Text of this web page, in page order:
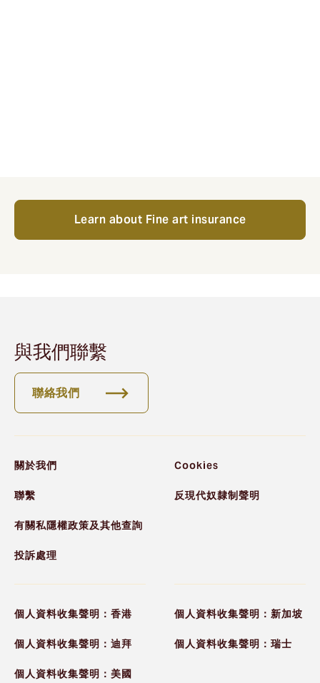
Learn about Fine art insurance
與我們聯繫
聯絡我們
關於我們
聯繫
有關私隱權政策及其他查詢
投訴處理
Cookies
反現代奴隸制聲明
個人資料收集聲明：香港
個人資料收集聲明：迪拜
個人資料收集聲明：美國
個人資料收集聲明：新加坡
個人資料收集聲明：瑞士